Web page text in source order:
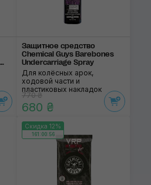
Защитное средство
Chemical Guys Barebones
Undercarriage Spray
Для колёсных арок,
ходовой части и
пластиковых накладок
770 ₴
680 ₴
Скидка 12%
161:00:56